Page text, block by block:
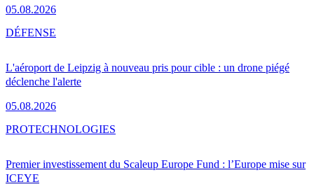
05.08.2026
L'aéroport de Leipzig à nouveau pris pour cible : un drone piégé
déclenche l'alerte
05.08.2026
DÉFENSE
Premier investissement du Scaleup Europe Fund : l’Europe mise sur
ICEYE
PROTECHNOLOGIES